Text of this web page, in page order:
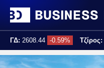
ΓΔ: 2608.44 -0.59% Τζίρος:
Τελ. ενημέρωση: 17:25:02